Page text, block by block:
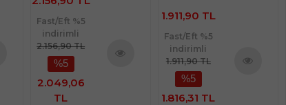
1.911,90 TL
Fast/Eft %5
indirimli
1.911,90 TL
%5
1.816,31 TL
TL
Fast/Eft %5
indirimli
1.784,90 TL
%5
1.695,66 TL